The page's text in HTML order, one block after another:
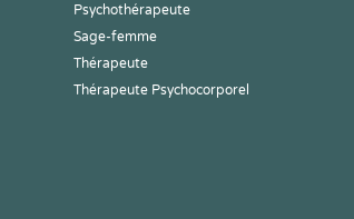
Psychothérapeute
Sage-femme
Thérapeute
Thérapeute Psychocorporel